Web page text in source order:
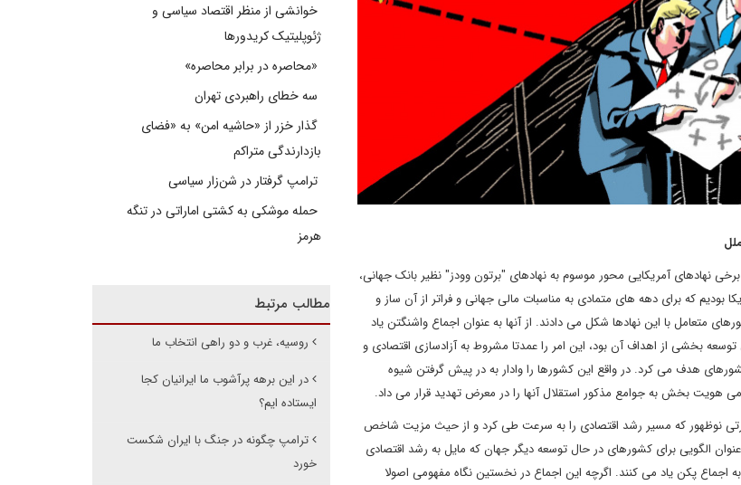
نهادهای آمریکایی محور موسوم به نهادهای "برتون وودز" نظیر بانک جهانی،
بودیم که برای دهه های متمادی به مناسبات مالی جهانی و فراتر از آن ساز و
متعامل با این نهادها شکل می دادند. از آنها به عنوان اجماع واشنگتن یاد
بخشی از اهداف آن بود، این امر را عمدتا مشروط به آزادسازی اقتصادی و
هدف می کرد. در واقع این کشورها را وادار به در پیش گرفتن شیوه
هویت بخش به جوامع مذکور استقلال آنها را در معرض تهدید قرار می داد.
نوظهور که مسیر رشد اقتصادی را به سرعت طی کرد و از حیث مزیت شاخص
الگویی برای کشورهای در حال توسعه دیگر جهان که مایل به رشد اقتصادی
اجماع پکن یاد می کنند. اگرچه این اجماع در نخستین نگاه مفهومی اصولا
خوانشی از منظر اقتصاد سیاسی و
ژئوپلیتیک کریدورها
«محاصره در برابر محاصره»
سه خطای راهبردی تهران
گذار خزر از «حاشیه امن» به «فضای
بازدارندگی متراکم
ترامپ گرفتار در شن‌زار سیاسی
حمله موشکی به کشتی اماراتی در تنگه
هرمز
مطالب مرتبط
روسیه، غرب و دو راهی انتخاب ما
در این برهه پرآشوب ما ایرانیان کجا
ایستاده ایم؟
ترامپ چگونه در جنگ با ایران شکست
خورد